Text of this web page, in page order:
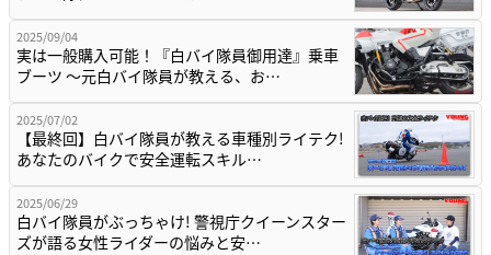
2025/09/04
実は一般購入可能！『白バイ隊員御用達』乗車
ブーツ ～元白バイ隊員が教える、お…
2025/07/02
【最終回】白バイ隊員が教える車種別ライテク!
あなたのバイクで安全運転スキル…
2025/06/29
白バイ隊員がぶっちゃけ! 警視庁クイーンスター
ズが語る女性ライダーの悩みと安…